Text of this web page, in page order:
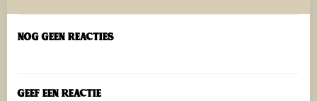
navigatie
Nog geen reacties
Geef een reactie